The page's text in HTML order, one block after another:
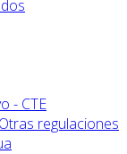
- CTE
regulaciones